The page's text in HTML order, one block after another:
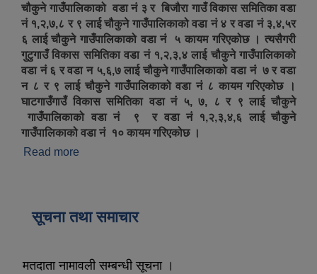
चौकुने गाउँपालिकाको वडा नं ३ र बिजौरा गाउँ विकास समितिका वडा
नं १,२,७,८ र ९ लाई चौकुने गाउँपालिकाको वडा नं ४ र वडा नं ३,४,५र
६ लाई चौकुने गाउँपालिकाको वडा नं ५ कायम गरिएकोछ । त्यसैगरी
गुटुगाउँ विकास समितिका वडा नं १,२,३,४ लाई चौकुने गाउँपालिकाको
वडा नं ६ र वडा न ५,६,७ लाई चौकुने गाउँपालिकाको वडा नं ७ र वडा
न ८ र ९ लाई चौकुने गाउँपालिकाको वडा नं ८ कायम गरिएकोछ ।
घाटगाउँगाउँ विकास समितिका वडा नं ५, ७, ८ र ९ लाई चौकुने
गाउँपालिकाको वडा नं ९ र वडा नं १,२,३,४,६ लाई चौकुने
गाउँपालिकाको वडा नं १० कायम गरिएकोछ ।
Read more
सूचना तथा समाचार
मतदाता नामावली सम्बन्धी सूचना ।